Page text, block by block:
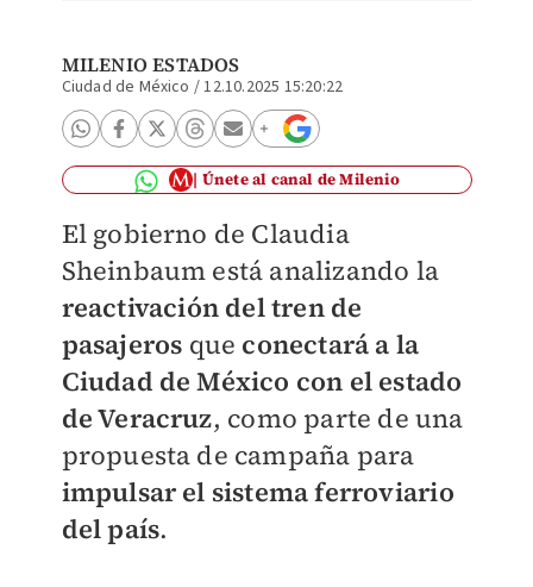
MILENIO ESTADOS
Ciudad de México /12.10.2025 15:20:22
Únete al canal de Milenio
El gobierno de Claudia
Sheinbaum está analizando la
reactivación del tren de
pasajeros que conectará a la
Ciudad de México con el estado
de Veracruz, como parte de una
propuesta de campaña para
impulsar el sistema ferroviario
del país.